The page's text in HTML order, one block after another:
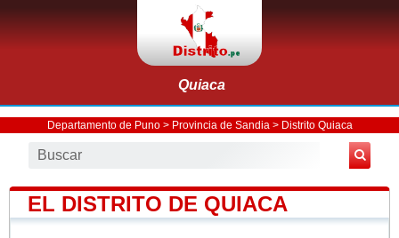
Quiaca
Departamento de Puno> Provincia de Sandia > Distrito Quiaca
EL DISTRITO DE QUIACA